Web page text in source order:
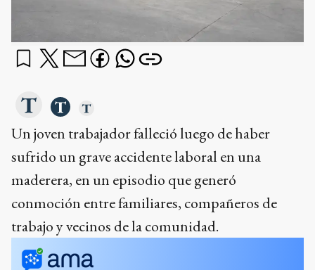
Un joven trabajador falleció luego de haber
sufrido un grave accidente laboral en una
maderera, en un episodio que generó
conmoción entre familiares, compañeros de
trabajo y vecinos de la comunidad.